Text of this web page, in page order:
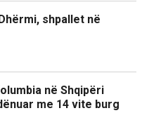
shpallet në
në Shqipëri
me 14 vite burg